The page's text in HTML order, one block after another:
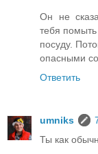
Он не
тебя помыть
посуду.
опасными
Ответить
umniks
Ты как